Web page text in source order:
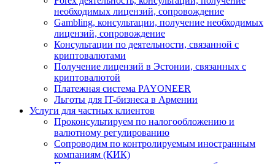
необходимых лицензий, сопровождение
Gambling, консультации, получение необходимых
лицензий, сопровождение
Консультации по деятельности, связанной с
криптовалютами
Получение лицензий в Эстонии, связанных с
криптовалютой
Платежная система PAYONEER
Льготы для IT-бизнеса в Армении
Услуги для частных клиентов
Проконсультируем по налогообложению и
валютному регулированию
Сопроводим по контролируемым иностранным
компаниям (КИК)